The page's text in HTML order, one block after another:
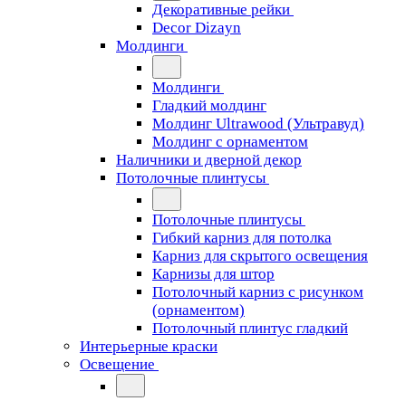
Декоративные рейки
Decor Dizayn
Молдинги
Молдинги
Гладкий молдинг
Молдинг Ultrawood (Ультравуд)
Молдинг с орнаментом
Наличники и дверной декор
Потолочные плинтусы
Потолочные плинтусы
Гибкий карниз для потолка
Карниз для скрытого освещения
Карнизы для штор
Потолочный карниз с рисунком
(орнаментом)
Потолочный плинтус гладкий
Интерьерные краски
Освещение